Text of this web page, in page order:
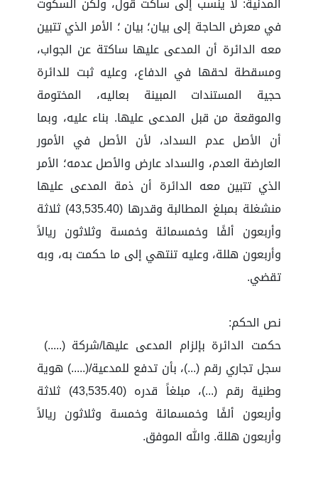
في معرض الحاجة إلى بيان؛ بيان ؛ الأمر الذي تتبين
معه الدائرة أن المدعى عليها ساكتة عن الجواب،
ومسقطة لحقها في الدفاع، وعليه ثبت للدائرة
حجية المستندات المبينة بعاليه، المختومة
والموقعة من قبل المدعى عليها. بناء عليه، وبما
أن الأصل عدم السداد، لأن الأصل في الأمور
العارضة العدم، والسداد عارض والأصل عدمه؛ الأمر
الذي تتبين معه الدائرة أن ذمة المدعى عليها
منشغلة بمبلغ المطالبة وقدرها (43,535.40) ثلاثة
وأربعون ألفًا وخمسمائة وخمسة وثلاثون ريالاً
وأربعون هللة، وعليه تنتهي إلى ما حكمت به، وبه
تقضي.
نص الحكم:
حكمت الدائرة بإلزام المدعى عليها/شركة (.....)
سجل تجاري رقم (...)، بأن تدفع للمدعية/(.....) هوية
وطنية رقم (...)، مبلغاً قدره (43,535.40) ثلاثة
وأربعون ألفًا وخمسمائة وخمسة وثلاثون ريالاً
وأربعون هللة. والله الموفق.